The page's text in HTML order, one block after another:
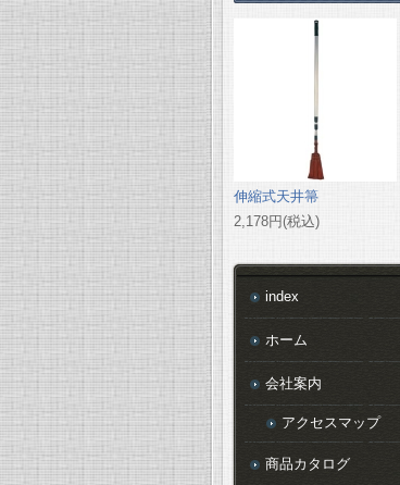
伸縮式天井箒
2,178円(税込)
index
ホーム
会社案内
アクセスマップ
商品カタログ